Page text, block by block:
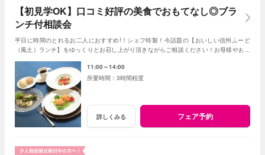
【初見学OK】口コミ好評の美食でおもてなし◎ブラ
ンチ付相談会
平日に時間のとれるお二人におすすめ!！シェフ特製！今話題の【おいしい信州ふーど
（風土）ランチ】をゆっくりとお召し上がり頂きながらご相談ください！お母様やお姉
11:00～14:00
3時間程度
詳しくみる フェア予約